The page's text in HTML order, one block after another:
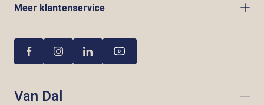
Meer klantenservice
Van Dal